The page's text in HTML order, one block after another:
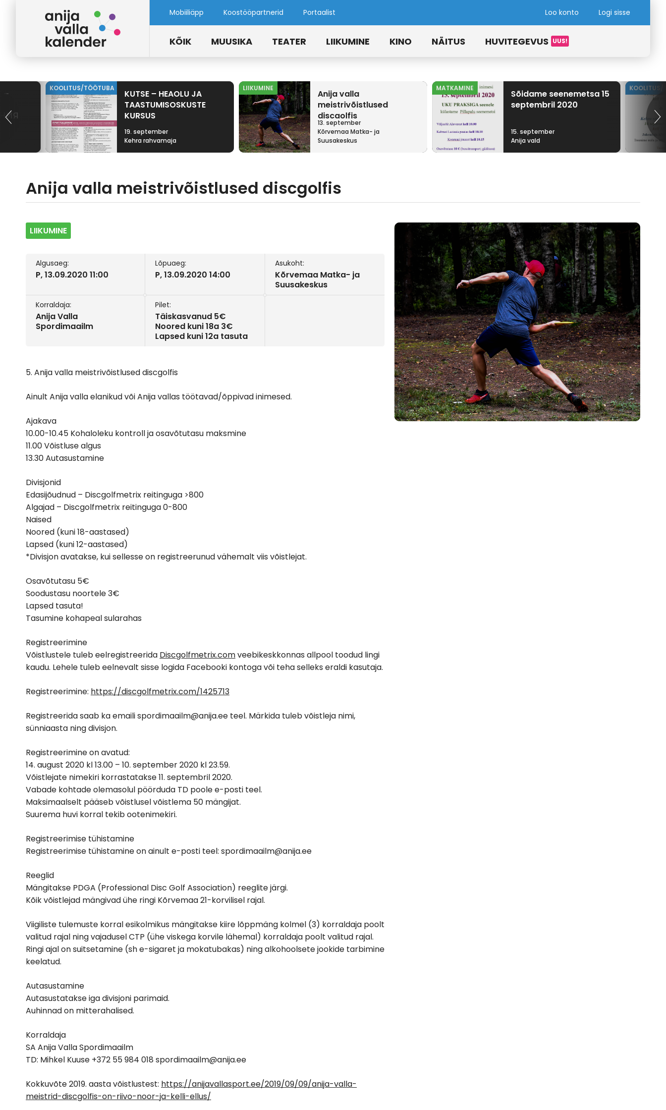
Mobiiliäpp Koostööpartnerid Portaalist Loo konto Logi sisse
KÕIK MUUSIKA TEATER LIIKUMINE KINO NÄITUS HUVITEGEVUS
–
KOOLITUS/TÖÖTUBA
KUTSE – HEAOLU JA
TAASTUMISOSKUSTE
KURSUS
19. september
Kehra rahvamaja
LIIKUMINE
Anija valla
meistrivõistlused
discgolfis
13. september
Kõrvemaa Matka- ja
Suusakeskus
MATKAMINE
Sõidame seenemetsa 15
septembril 2020
15. september
Anija vald
KOOLITUS/
Anija valla meistrivõistlused discgolfis
LIIKUMINE
Algusaeg:
P, 13.09.2020 11:00
Lõpuaeg:
P, 13.09.2020 14:00
Asukoht:
Kõrvemaa Matka- ja
Suusakeskus
Korraldaja:
Anija Valla
Spordimaailm
Pilet:
Täiskasvanud 5€
Noored kuni 18a 3€
Lapsed kuni 12a tasuta
5. Anija valla meistrivõistlused discgolfis
Ainult Anija valla elanikud või Anija vallas töötavad/õppivad inimesed.
Ajakava
10.00-10.45 Kohaloleku kontroll ja osavõtutasu maksmine
11.00 Võistluse algus
13.30 Autasustamine
Divisjonid
Edasijõudnud – Discgolfmetrix reitinguga >800
Algajad – Discgolfmetrix reitinguga 0-800
Naised
Noored (kuni 18-aastased)
Lapsed (kuni 12-aastased)
*Divisjon avatakse, kui sellesse on registreerunud vähemalt viis võistlejat.
Osavõtutasu 5€
Soodustasu noortele 3€
Lapsed tasuta!
Tasumine kohapeal sularahas
Registreerimine
Võistlustele tuleb eelregistreerida Discgolfmetrix.comveebikeskkonnas allpool toodud lingi
kaudu. Lehele tuleb eelnevalt sisse logida Facebooki kontoga või teha selleks eraldi kasutaja.
Registreerimine: https://discgolfmetrix.com/1425713
Registreerida saab ka emaili spordimaailm@anija.ee teel. Märkida tuleb võistleja nimi,
sünniaasta ning divisjon.
Registreerimine on avatud:
14. august 2020 kl 13.00 – 10. september 2020 kl 23.59.
Võistlejate nimekiri korrastatakse 11. septembril 2020.
Vabade kohtade olemasolul pöörduda TD poole e-posti teel.
Maksimaalselt pääseb võistlusel võistlema 50 mängijat.
Suurema huvi korral tekib ootenimekiri.
Registreerimise tühistamine
Registreerimise tühistamine on ainult e-posti teel: spordimaailm@anija.ee
Reeglid
Mängitakse PDGA (Professional Disc Golf Association) reeglite järgi.
Kõik võistlejad mängivad ühe ringi Kõrvemaa 21-korvilisel rajal.
Viigiliste tulemuste korral esikolmikus mängitakse kiire lõppmäng kolmel (3) korraldaja poolt
valitud rajal ning vajadusel CTP (ühe viskega korvile lähemal) korraldaja poolt valitud rajal.
Ringi ajal on suitsetamine (sh e-sigaret ja mokatubakas) ning alkohoolsete jookide tarbimine
keelatud.
Autasustamine
Autasustatakse iga divisjoni parimaid.
Auhinnad on mitterahalised.
Korraldaja
SA Anija Valla Spordimaailm
TD: Mihkel Kuuse +372 55 984 018 spordimaailm@anija.ee
Kokkuvõte 2019. aasta võistlustest: https://anijavallasport.ee/2019/09/09/anija-valla-
meistrid-discgolfis-on-riivo-noor-ja-kelli-ellus/